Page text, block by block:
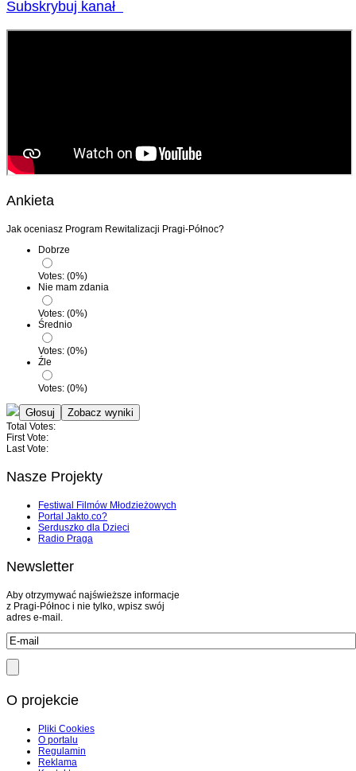
Subskrybuj kanał
Ankieta
Jak oceniasz Program Rewitalizacji Pragi-Północ?
Dobrze
Votes: (0%)
Nie mam zdania
Votes: (0%)
Średnio
Votes: (0%)
Źle
Votes: (0%)
Total Votes:
First Vote:
Last Vote:
Nasze Projekty
Festiwal Filmów Młodzieżowych
Portal Jakto.co?
Serduszko dla Dzieci
Radio Praga
Newsletter
Aby otrzymywać najświeższe informacje
z Pragi-Północ i nie tylko, wpisz swój
adres e-mail.
O projekcie
Pliki Cookies
O portalu
Regulamin
Reklama